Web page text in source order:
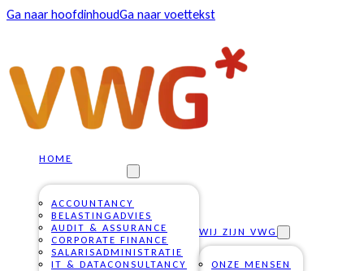
Ga naar hoofdinhoudGa naar voettekst
HOME
ACCOUNTANCY
BELASTINGADVIES
AUDIT & ASSURANCE
CORPORATE FINANCE
SALARISADMINISTRATIE
IT & DATACONSULTANCY
WIJ ZIJN VWG
ONZE MENSEN